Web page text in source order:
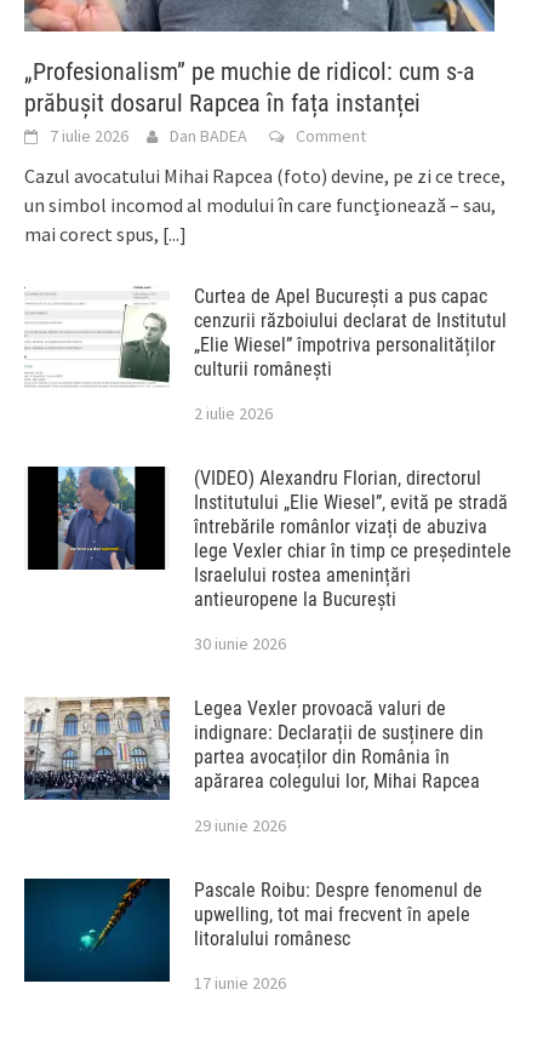
„Profesionalism” pe muchie de ridicol: cum s-a
prăbușit dosarul Rapcea în fața instanței
7 iulie 2026 Dan BADEA Comment
Cazul avocatului Mihai Rapcea (foto) devine, pe zi ce trece,
un simbol incomod al modului în care funcționează – sau,
mai corect spus, [...]
Curtea de Apel București a pus capac
cenzurii războiului declarat de Institutul
„Elie Wiesel” împotriva personalităților
culturii românești
2 iulie 2026
(VIDEO) Alexandru Florian, directorul
Institutului „Elie Wiesel”, evită pe stradă
întrebările românlor vizați de abuziva
lege Vexler chiar în timp ce președintele
Israelului rostea amenințări
antieuropene la București
30 iunie 2026
Legea Vexler provoacă valuri de
indignare: Declarații de susținere din
partea avocaților din România în
apărarea colegului lor, Mihai Rapcea
29 iunie 2026
Pascale Roibu: Despre fenomenul de
upwelling, tot mai frecvent în apele
litoralului românesc
17 iunie 2026